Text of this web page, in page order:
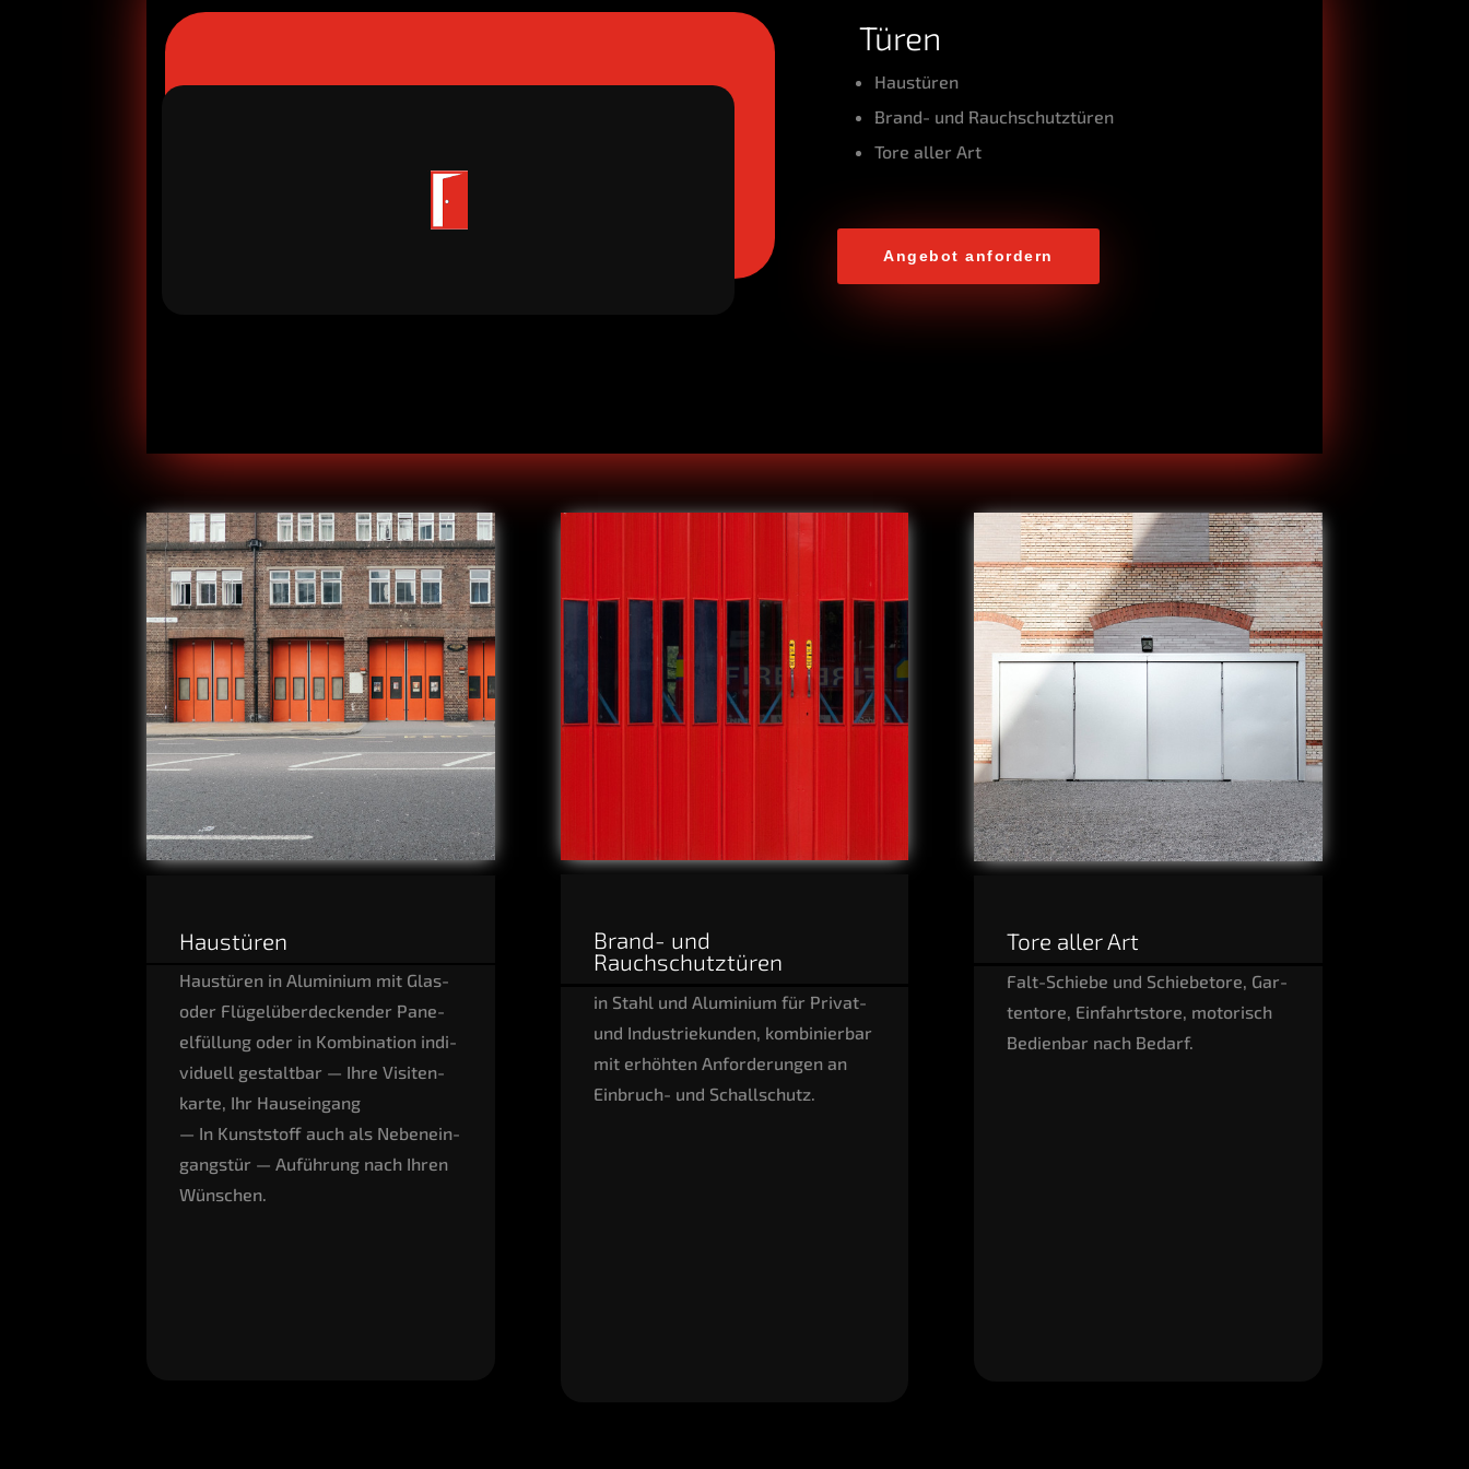
Türen
Haus­tü­ren
Brand- und Rauchschutztüren
Tore aller Art
Ange­bot anfordern
Haus­tü­ren
Haus­tü­ren in Alu­mi­ni­um mit Glas-
oder Flü­gel­über­de­cken­der Pane­
elfül­lung oder in Kom­bi­na­ti­on indi­
vi­du­ell gestalt­bar — Ihre Visi­ten­
kar­te, Ihr Hauseingang
— In Kunst­stoff auch als Neben­ein­
gangs­tür — Auf­üh­rung nach Ihren
Wünschen.
Brand- und
Rauchschutztüren
in Stahl und Alu­mi­ni­um für Pri­vat-
und Indus­trie­kun­den, kom­bi­nier­bar
mit erhöh­ten Anfor­de­run­gen an
Ein­bruch- und Schallschutz.
Tore aller Art
Falt-Schie­be und Schie­be­to­re, Gar­
ten­to­re, Ein­fahrts­to­re, moto­risch
Bedien­bar nach Bedarf.